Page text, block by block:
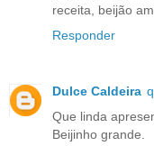
receita, beijão
Responder
Dulce Caldeira
Que linda
Beijinho grande.